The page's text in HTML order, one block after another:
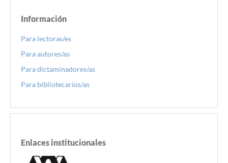
Información
Para lectoras/es
Para autores/as
Para dictaminadores/as
Para bibliotecarios/as
Enlaces institucionales